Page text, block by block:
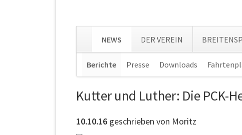
NEWS DER VEREIN
Berichte Presse Downloads
Kutter und Luther: Die PCK-
10.10.16 geschrieben von Moritz